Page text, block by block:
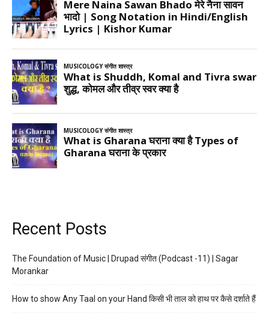
Recent Posts
The Foundation of Music | Drupad संगीत (Podcast -11) | Sagar
Morankar
How to show Any Taal on your Hand किसी भी ताल को हाथ पर कैसे दर्शाते हैं